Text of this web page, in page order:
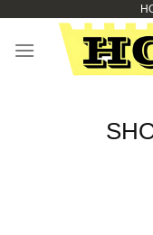
content